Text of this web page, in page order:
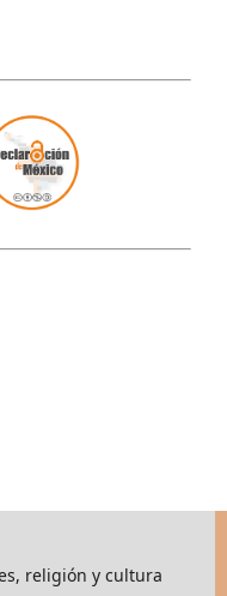
religión y cultura